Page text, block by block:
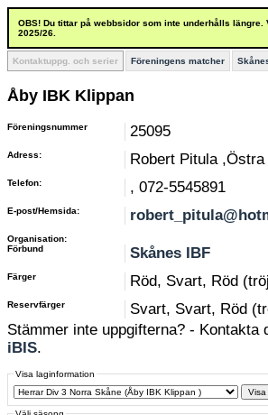
OBS! Du tittar på webbsidor som inte underhålls
2025/26.
Kontaktuppg. och serier Föreningens matcher
Åby IBK Klippan
Föreningsnummer 25095
Adress: Robert Pitula
Telefon: , 072-5545891
E-post/Hemsida:
Organisation:
Förbund
Skånes IBF
Färger Röd, Svart, Röd
Reservfärger
Svart, Svart, Röd
Stämmer inte uppgifterna? -
iBIS.
Visa laginformation